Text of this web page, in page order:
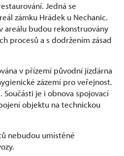
Jedná se
zámku Hrádek u Nechanic.
areálu budou rekonstruovány
procesů a s dodržením zásad
v přízemí původní jízdárna
zázemí pro veřejnost.
je i obnova spojovací
objektu na technickou
nebudou umístěné